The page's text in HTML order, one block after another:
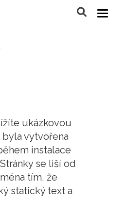
ukázkovou
vytvořena
instalace
se liší od
tím, že
statický text a